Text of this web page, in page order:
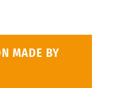
MADE BY